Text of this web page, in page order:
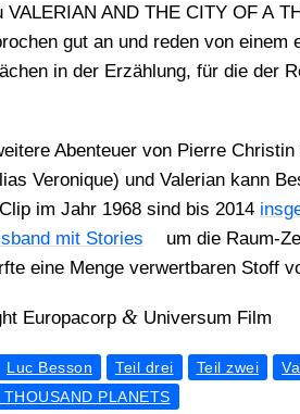
AND THE CITY OF A
gut an und reden von einem
in der Erzäh­lung, für die der
Aben­teu­er von Pierre
Vero­ni­que) und Vale­ri­an kann
im Jahr 1968 sind bis 2014
mit Sto­ries
um die Raum-
eine Men­ge ver­wert­ba­ren Stoff
Euro­pa­corp & Uni­ver­sum Film
Luc Besson Teil drei Teil zwei
PLANETS